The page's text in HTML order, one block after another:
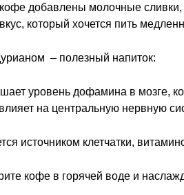
добавлены молочные
который хочется пить
– полезный напиток:
уровень дофамина в мозге,
на центральную нервную
источником клетчатки,
кофе в горячей воде и